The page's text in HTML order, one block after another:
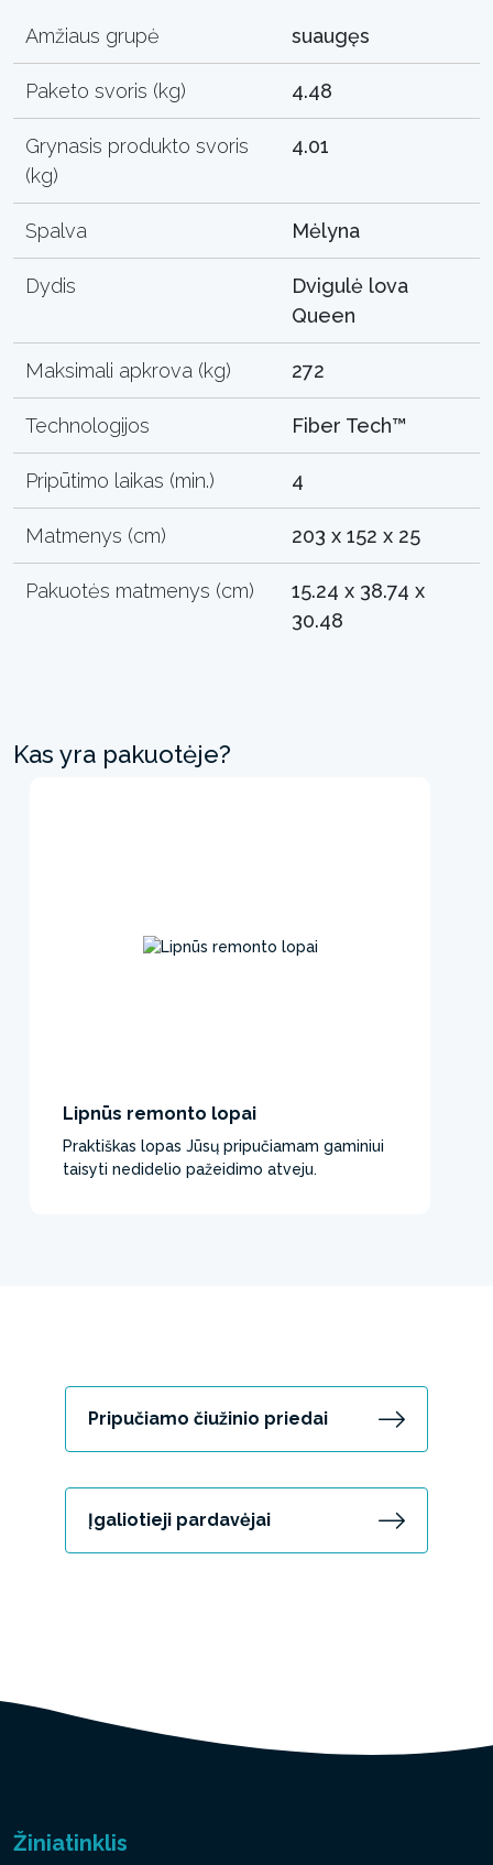
Amžiaus grupė suaugęs
Paketo svoris (kg) 4.48
Grynasis produkto svoris
(kg)
4.01
Spalva Mėlyna
Dydis
Dvigulė lova
Queen
Maksimali apkrova (kg) 272
Technologijos Fiber Tech™
Pripūtimo laikas (min.) 4
Matmenys (cm) 203 x 152 x 25
Pakuotės matmenys (cm)
15.24 x 38.74 x
30.48
Kas yra pakuotėje?
Lipnūs remonto lopai
Praktiškas lopas Jūsų pripučiamam gaminiui
taisyti nedidelio pažeidimo atveju.
Pripučiamo čiužinio priedai
Įgaliotieji pardavėjai
Žiniatinklis